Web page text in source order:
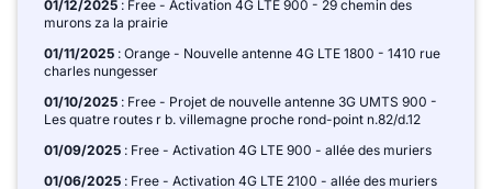
01/12/2025 : Free - Activation 4G LTE 900 - 29 chemin des
murons za la prairie
01/11/2025 : Orange - Nouvelle antenne 4G LTE 1800 - 1410 rue
charles nungesser
01/10/2025 : Free - Projet de nouvelle antenne 3G UMTS 900 -
Les quatre routes r b. villemagne proche rond-point n.82/d.12
01/09/2025 : Free - Activation 4G LTE 900 - allée des muriers
01/06/2025 : Free - Activation 4G LTE 2100 - allée des muriers